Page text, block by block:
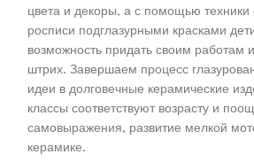
цвета и декоры, а с помощью техники
росписи подглазурными красками
возможность придать своим работам
штрих. Завершаем процесс
идеи в долговечные керамические
классы соответствуют возрасту и
самовыражения, развитие мелкой
керамике.